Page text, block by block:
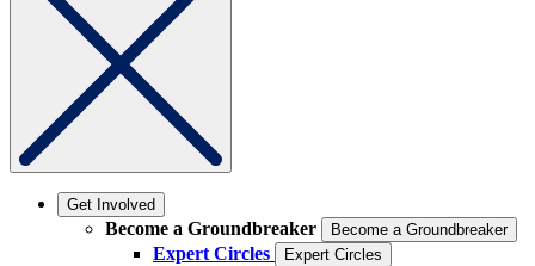
Get Involved
Become a Groundbreaker Become a Groundbreaker
Expert Circles Expert Circles